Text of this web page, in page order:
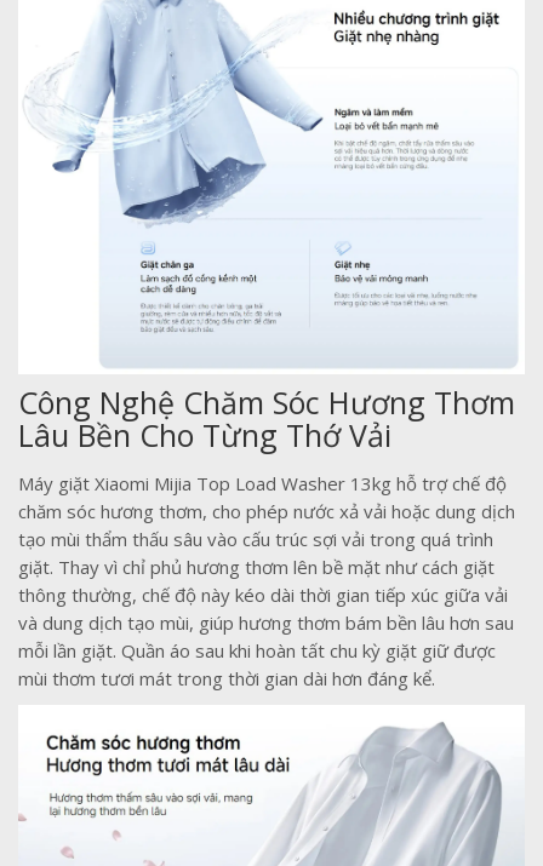
Công Nghệ Chăm Sóc Hương Thơm
Lâu Bền Cho Từng Thớ Vải
Máy giặt Xiaomi Mijia Top Load Washer 13kg hỗ trợ chế độ
chăm sóc hương thơm, cho phép nước xả vải hoặc dung dịch
tạo mùi thẩm thấu sâu vào cấu trúc sợi vải trong quá trình
giặt. Thay vì chỉ phủ hương thơm lên bề mặt như cách giặt
thông thường, chế độ này kéo dài thời gian tiếp xúc giữa vải
và dung dịch tạo mùi, giúp hương thơm bám bền lâu hơn sau
mỗi lần giặt. Quần áo sau khi hoàn tất chu kỳ giặt giữ được
mùi thơm tươi mát trong thời gian dài hơn đáng kể.